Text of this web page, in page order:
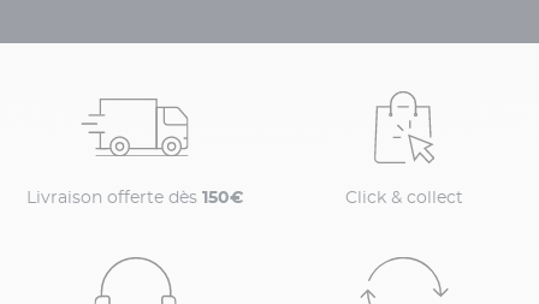
Livraison offerte dès 150€ Click & collect